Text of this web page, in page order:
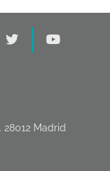
Madrid